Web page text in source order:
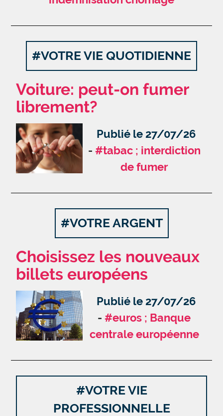
#VOTRE VIE QUOTIDIENNE
Voiture: peut-on fumer
librement?
Publié le 27/07/26
#tabac ; interdiction
de fumer
#VOTRE ARGENT
Choisissez les nouveaux
billets européens
Publié le 27/07/26
#euros ; Banque
centrale européenne
#VOTRE VIE
PROFESSIONNELLE